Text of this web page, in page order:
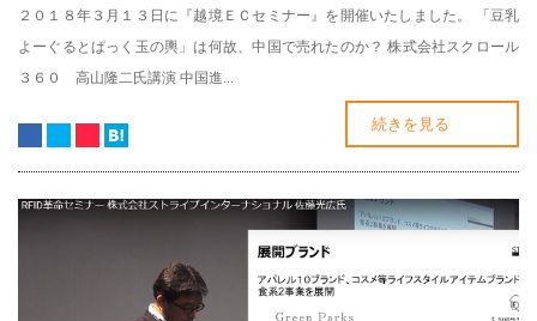
２０１８年３月１３日に『越境ＥＣセミナー』を開催いたしました。 「豆乳
よーぐるとぱっく玉の輿」は何故、中国で売れたのか？ 株式会社スクロール
３６０ 高山隆二氏講演 中国進...
続きを見る